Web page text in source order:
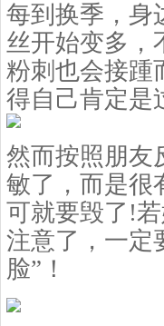
每到换季，身
丝开始变多，
粉刺也会接踵
得自己肯定是
然而按照朋友
敏了，而是很
可就要毁了!
注意了，一定
脸”！